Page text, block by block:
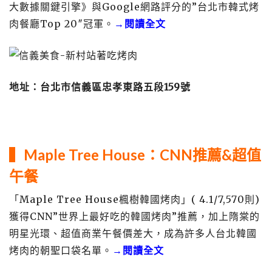
大數據關鍵引擎》與Google網路評分的”台北市韓式烤
肉餐廳Top 20″冠軍。 →閱讀全文
地址：台北市信義區忠孝東路五段159號
▍Maple Tree House ：CNN推薦&超值
午餐
「Maple Tree House楓樹韓國烤肉」( 4.1/7,570則)
獲得CNN”世界上最好吃的韓國烤肉”推薦，加上隋棠的
明星光環、超值商業午餐價差大，成為許多人台北韓國
烤肉的朝聖口袋名單。 →閱讀全文